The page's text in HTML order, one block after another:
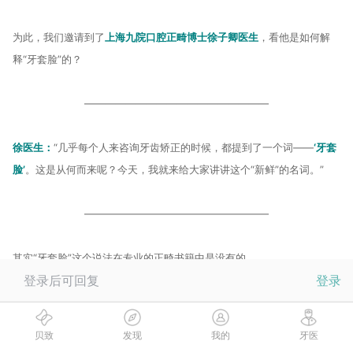
为此，我们邀请到了 上海九院口腔正畸博士徐子卿医生 ，看他是如何解
释“牙套脸”的？
——————————————————
徐医生： “几乎每个人来咨询牙齿矫正的时候，都提到了一个词——‘牙套
脸’。这是从何而来呢？今天，我就来给大家讲讲这个“新鲜”的名词。”
——————————————————
其实“牙套脸”这个说法在专业的正畸书籍中是没有的。
简单来讲，“牙套脸”就是对比矫正前后，面部出现了颧骨突出，脸颊凹陷
的现象。
登录后可回复 登录
贝致 发现 我的 牙医